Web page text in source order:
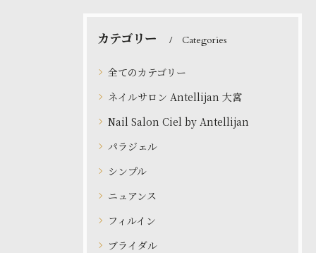
カテゴリー Categories
全てのカテゴリー
ネイルサロン Antellijan 大宮
Nail Salon Ciel by Antellijan
パラジェル
シンプル
ニュアンス
フィルイン
ブライダル